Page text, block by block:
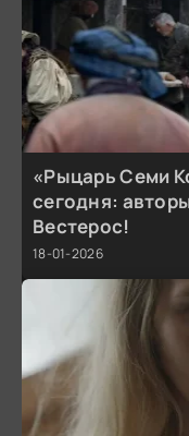
«Рыцарь Семи
сегодня:
Вестерос!
18-01-2026